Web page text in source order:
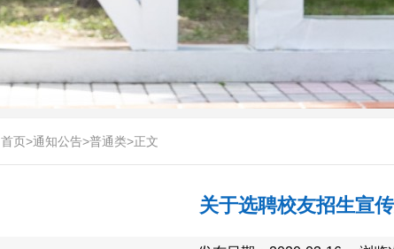
首页>通知公告>普通类>正文
关于选聘校友招生宣